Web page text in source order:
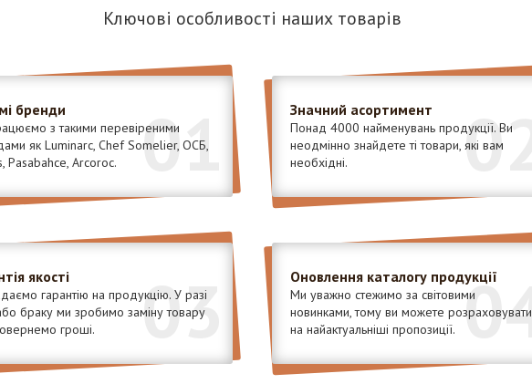
Ключові особливості наших товарів
01
бренди
з такими перевіреними
як Luminarc, Chef Somelier, ОСБ,
Pasabahce, Arcoroc.
02
Значний асортимент
Понад 4000 найменувань продукції. Ви
неодмінно знайдете ті товари, які вам
необхідні.
03
якості
гарантію на продукцію. У разі
браку ми зробимо заміну товару
гроші.
04
Оновлення каталогу продукції
Ми уважно стежимо за світовими
новинками, тому ви можете розраховувати
на найактуальніші пропозиції.